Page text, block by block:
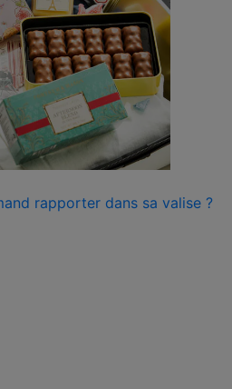
rapporter dans sa valise ?